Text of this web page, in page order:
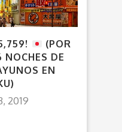
(POR
DE
EN
2019